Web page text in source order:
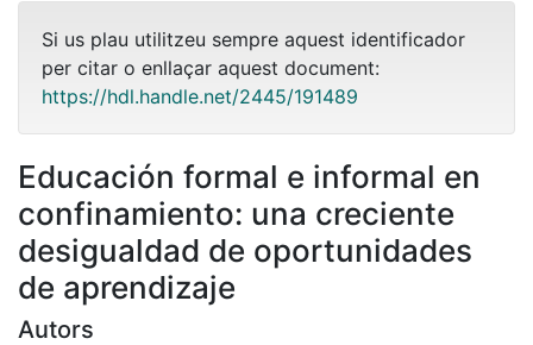
Si us plau utilitzeu sempre aquest identificador
per citar o enllaçar aquest document:
https://hdl.handle.net/2445/191489
Educación formal e informal en
confinamiento: una creciente
desigualdad de oportunidades
de aprendizaje
Autors